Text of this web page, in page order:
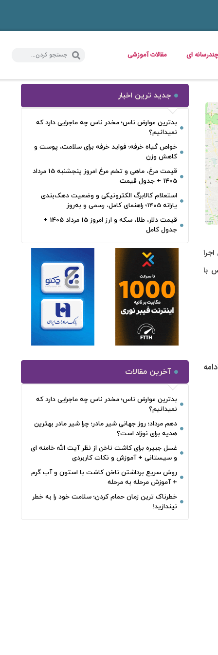
چندرسانه ای مقالات آموزشی
برقرار است و پليس با
جدید ترین اخبار
بدترین عوارض ناس؛ مخدر ناس چه ماجرایی دارد که
نمیدانیم؟
خواص گیاه خرفه؛ فواید خرفه برای سلامت، پوست و
کاهش وزن
قیمت مرغ، ماهی و تخم مرغ امروز پنجشنبه 15 مرداد
1405 + جدول قیمت
استعلام کالابرگ الکترونیکی و وضعیت دهک‌بندی
یارانه 1405؛ راهنمای کامل، رسمی و به‌روز
قیمت دلار، طلا، سکه و ارز امروز 15 مرداد 1405 +
جدول کامل
آخرین مقالات
بدترین عوارض ناس؛ مخدر ناس چه ماجرایی دارد که
نمیدانیم؟
دهم مرداد؛ روز جهانی شیر مادر؛ چرا شیر مادر بهترین
هدیه برای نوزاد است؟
غسل جبیره برای کاشت ناخن از نظر آیت الله خامنه ای
و سیستانی + آموزش و نکات کاربردی
روش سریع برداشتن ناخن کاشت با استون و آب گرم
+ آموزش مرحله به مرحله
خطرناک‌ ترین زمان‌ حمام کردن؛ سلامت خود را به خطر
نیندازید!